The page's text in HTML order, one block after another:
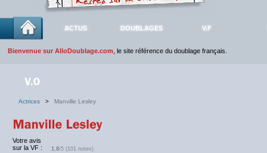
ACTUS DOUBLAGES V.F
Bienvenue sur AlloDoublage.com , le site référence du doublage français.
Actrices > Manville Lesley
Votre avis
sur la VF :
1.8/5 (101 notes)